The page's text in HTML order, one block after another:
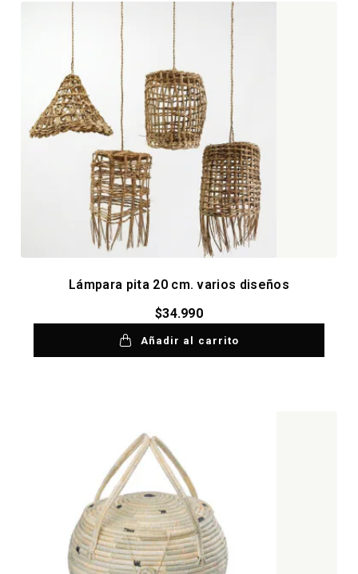
Lámpara pita 20 cm. varios diseños
$34.990
Añadir al carrito